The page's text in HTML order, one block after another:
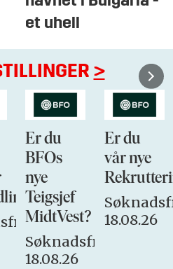
et uhell
>
Er du
BFOs
nye
Teigsjef
MidtVest?
Søknadsfrist:
18.08.26
Er du
vår nye
18.08.26